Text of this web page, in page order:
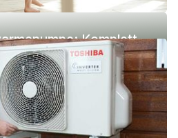
Komplett
og ulemper)